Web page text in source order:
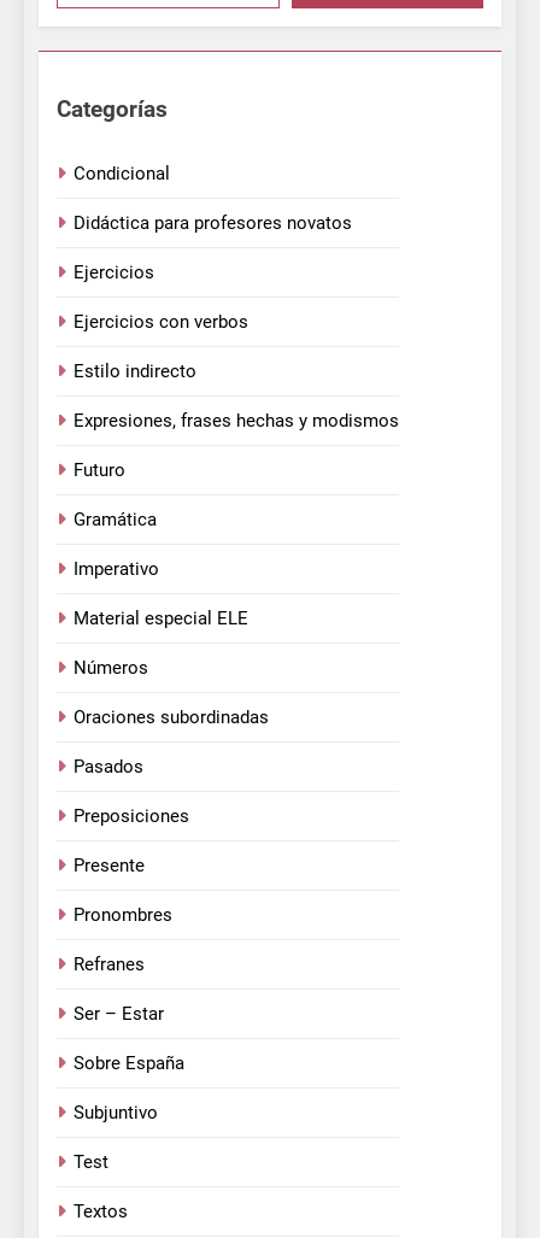
Categorías
Condicional
Didáctica para profesores novatos
Ejercicios
Ejercicios con verbos
Estilo indirecto
Expresiones, frases hechas y modismos
Futuro
Gramática
Imperativo
Material especial ELE
Números
Oraciones subordinadas
Pasados
Preposiciones
Presente
Pronombres
Refranes
Ser – Estar
Sobre España
Subjuntivo
Test
Textos